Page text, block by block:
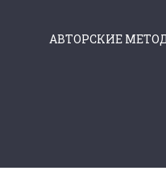
АВТОРСКИЕ